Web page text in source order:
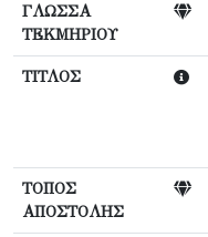
ΓΛΩΣΣΑ
ΤΕΚΜΗΡΙΟΥ
ΤΙΤΛΟΣ
ΤΟΠΟΣ
ΑΠΟΣΤΟΛΗΣ